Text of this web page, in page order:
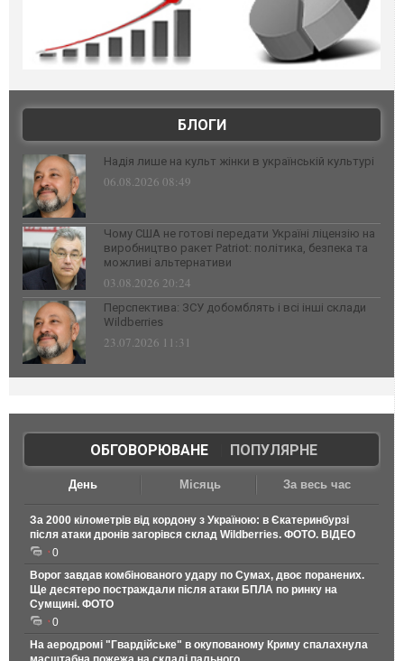
БЛОГИ
Надія лише на культ жінки в українській культурі
06.08.2026 08:49
Чому США не готові передати Україні ліцензію на
виробництво ракет Patriot: політика, безпека та
можливі альтернативи
03.08.2026 20:24
Перспектива: ЗСУ добомблять і всі інші склади
Wildberries
23.07.2026 11:31
ОБГОВОРЮВАНЕ| ПОПУЛЯРНЕ
День Місяць За весь час
За 2000 кілометрів від кордону з Україною: в Єкатеринбурзі
після атаки дронів загорівся склад Wildberries. ФОТО. ВІДЕО
0
Ворог завдав комбінованого удару по Сумах, двоє поранених.
Ще десятеро постраждали після атаки БПЛА по ринку на
Сумщині. ФОТО
0
На аеродромі "Гвардійське" в окупованому Криму спалахнула